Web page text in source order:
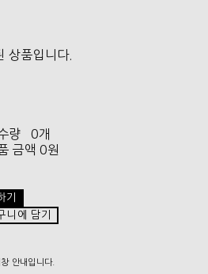
상품입니다.
량
0개
금액 0원
기
니에 담기
안내입니다.